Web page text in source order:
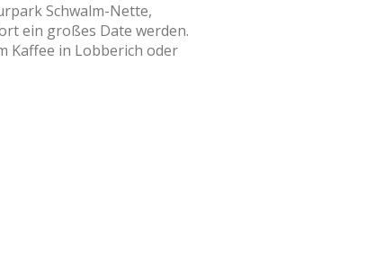
Schwalm-Nette,
ein großes Date werden.
Kaffee in Lobberich oder